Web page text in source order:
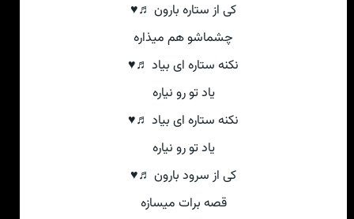
کی از ستاره بارون ♬♥
چشماشو هم میذاره
نکنه ستاره ای بیاد ♬♥
یاد تو رو نیاره
نکنه ستاره ای بیاد ♬♥
یاد تو رو نیاره
کی از سرود بارون ♬♥
قصه برات میسازه